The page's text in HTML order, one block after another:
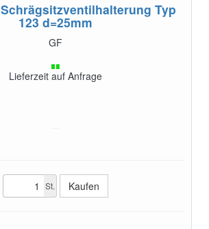
Schrägsitzventilhalterung Typ
123 d=25mm
GF
Lieferzeit auf Anfrage
St.